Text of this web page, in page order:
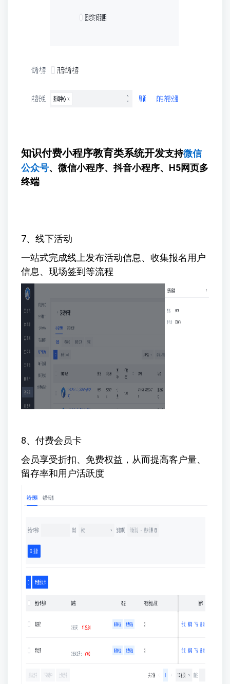
知识付费小程序教育类系统开发支持微信
公众号、微信小程序、抖音小程序、H5网页多
终端
7、线下活动
一站式完成线上发布活动信息、收集报名用户
信息、现场签到等流程
8、付费会员卡
会员享受折扣、免费权益，从而提高客户量、
留存率和用户活跃度